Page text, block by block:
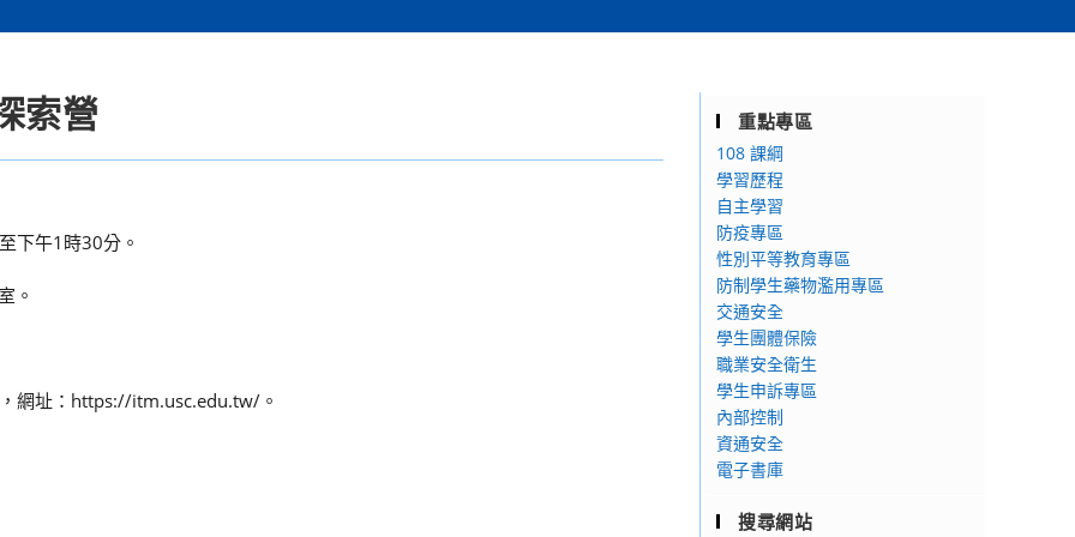
索營
下午1時30分。
。
網址：https://itm.usc.edu.tw/。
重點專區
108 課綱
學習歷程
自主學習
防疫專區
性別平等教育專區
防制學生藥物濫用專區
交通安全
學生團體保險
職業安全衛生
學生申訴專區
內部控制
資通安全
電子書庫
搜尋網站